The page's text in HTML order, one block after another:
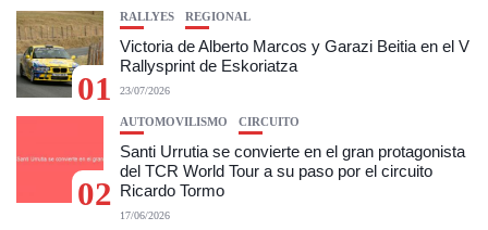
01
RALLYES REGIONAL
Victoria de Alberto Marcos y Garazi Beitia en el V
Rallysprint de Eskoriatza
23/07/2026
02
AUTOMOVILISMO CIRCUITO
Santi Urrutia se convierte en el gran protagonista
del TCR World Tour a su paso por el circuito
Ricardo Tormo
17/06/2026